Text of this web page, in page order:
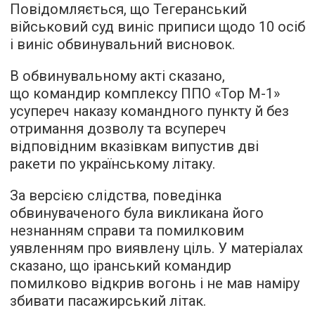
Повідомляється, що Тегеранський
військовий суд виніс приписи щодо 10 осіб
і виніс обвинувальний висновок.
В обвинувальному акті сказано,
що командир комплексу ППО «Тор М-1»
усупереч наказу командного пункту й без
отримання дозволу та всупереч
відповідним вказівкам випустив дві
ракети по українському літаку.
За версією слідства, поведінка
обвинуваченого була викликана його
незнанням справи та помилковим
уявленням про виявлену ціль. У матеріалах
сказано, що іранський командир
помилково відкрив вогонь і не мав наміру
збивати пасажирський літак.